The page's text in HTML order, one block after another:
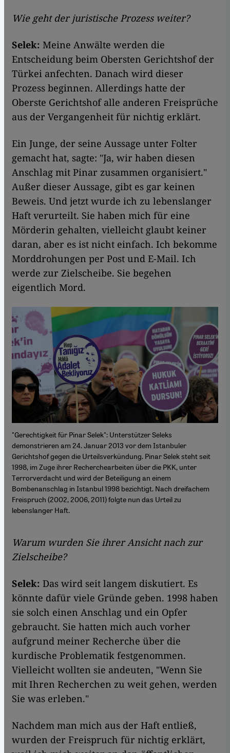
Wie geht der juristische Prozess weiter?
Selek: Meine Anwälte werden die
Entscheidung beim Obersten Gerichtshof der
Türkei anfechten. Danach wird dieser
Prozess beginnen. Allerdings hatte der
Oberste Gerichtshof alle anderen Freisprüche
aus der Vergangenheit für nichtig erklärt.
Ein Junge, der seine Aussage unter Folter
gemacht hat, sagte: "Ja, wir haben diesen
Anschlag mit Pinar zusammen organisiert."
Außer dieser Aussage, gibt es gar keinen
Beweis. Und jetzt wurde ich zu lebenslanger
Haft verurteilt. Sie haben mich für eine
Mörderin gehalten, vielleicht glaubt keiner
daran, aber es ist nicht einfach. Ich bekomme
Morddrohungen per Post und E-Mail. Ich
werde zur Zielscheibe. Sie begehen
eigentlich Mord.
"Gerechtigkeit für Pinar Selek": Unterstützer Seleks
demonstrieren am 24. Januar 2013 vor dem Istanbuler
Gerichtshof gegen die Urteilsverkündung. Pinar Selek steht seit
1998, im Zuge ihrer Recherchearbeiten über die PKK, unter
Terrorverdacht und wird der Beteiligung an einem
Bombenanschlag in Istanbul 1998 bezichtigt. Nach dreifachem
Freispruch (2002, 2006, 2011) folgte nun das Urteil zu
lebenslanger Haft.
Warum wurden Sie ihrer Ansicht nach zur
Zielscheibe?
Selek: Das wird seit langem diskutiert. Es
könnte dafür viele Gründe geben. 1998 haben
sie solch einen Anschlag und ein Opfer
gebraucht. Sie hatten mich auch vorher
aufgrund meiner Recherche über die
kurdische Problematik festgenommen.
Vielleicht wollten sie andeuten, "Wenn Sie
mit Ihren Recherchen zu weit gehen, werden
Sie was erleben."
Nachdem man mich aus der Haft entließ,
wurden der Freispruch für nichtig erklärt,